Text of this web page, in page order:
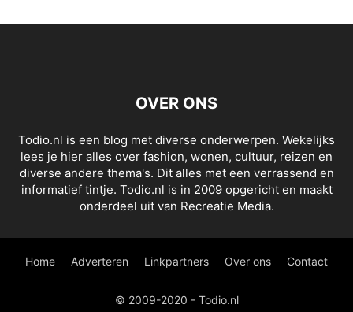
OVER ONS
Todio.nl is een blog met diverse onderwerpen. Wekelijks
lees je hier alles over fashion, wonen, cultuur, reizen en
diverse andere thema's. Dit alles met een verrassend en
informatief tintje. Todio.nl is in 2009 opgericht en maakt
onderdeel uit van Recreatie Media.
Home Adverteren Linkpartners Over ons Contact
© 2009-2020 - Todio.nl